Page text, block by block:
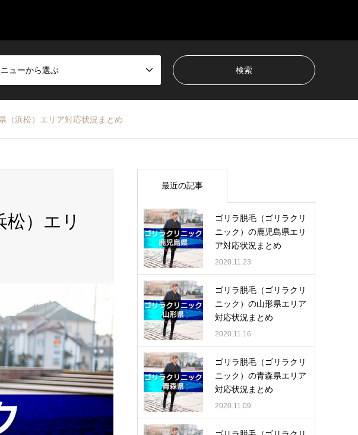
ニューから選ぶ
（浜松）エリア対応状況まとめ
）エリ
最近の記事
ゴリラ脱毛（ゴリラクリ
ニック）の鹿児島県エリ
ア対応状況まとめ
2020.11.23
ゴリラ脱毛（ゴリラクリ
ニック）の山形県エリア
対応状況まとめ
2020.11.16
ゴリラ脱毛（ゴリラクリ
ニック）の青森県エリア
対応状況まとめ
2020.11.09